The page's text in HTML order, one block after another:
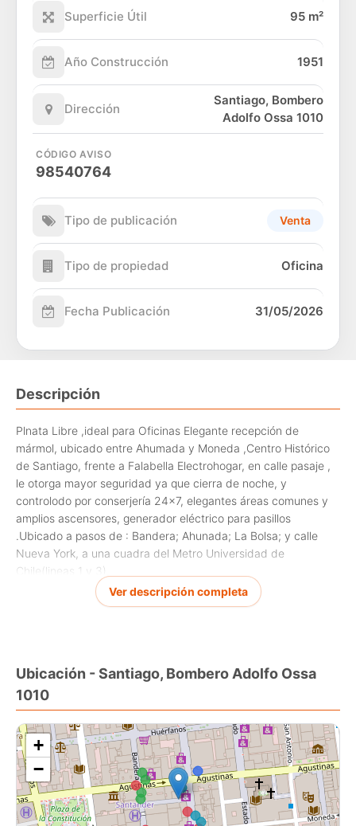
Superficie Útil 95 m²
Año Construcción 1951
Dirección
Santiago, Bombero
Adolfo Ossa 1010
CÓDIGO AVISO
98540764
Tipo de publicación Venta
Tipo de propiedad Oficina
Fecha Publicación 31/05/2026
Descripción
Plnata Libre ,ideal para Oficinas Elegante recepción de
mármol, ubicado entre Ahumada y Moneda ,Centro Histórico
de Santiago, frente a Falabella Electrohogar, en calle pasaje ,
le otorga mayor seguridad ya que cierra de noche, y
controlodo por conserjería 24x7, elegantes áreas comunes y
amplios ascensores, generador eléctrico para pasillos
.Ubicado a pasos de : Bandera; Ahunada; La Bolsa; y calle
Nueva York, a una cuadra del Metro Universidad de
Chile(lineas 1 y 3).
Obra de 1951 de líneas limpias,y uso del hormigón a la vista.
Fibra óptica disponible para todas las compañías.
Usos Mixtos: Oficinas, Co Work ;y arriendo turístico permitido
si le instalas duchas La Propiedad consta de 93 metros
cuadrados, hay un 2° departamento estudio disponible a la
venta independiente por UF1.500 en conjunto con el de 93
metros con descuento . Exento de contribuciones. Todo
eléctrico, otorga mayor seguridad , baños y cocina, piso
ceámico, aire acondicionado,+. DISPONIBILIDAD INMEDIATA.
Ver descripción completa
Ubicación - Santiago, Bombero Adolfo Ossa
1010
+
−